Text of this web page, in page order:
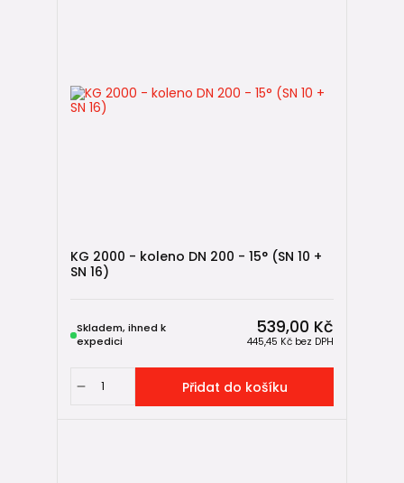
KG 2000 - koleno DN 200 - 15° (SN 10 +
SN 16)
539,00 Kč
445,45 Kč bez DPH
Skladem, ihned k
expedici
Přidat do košíku